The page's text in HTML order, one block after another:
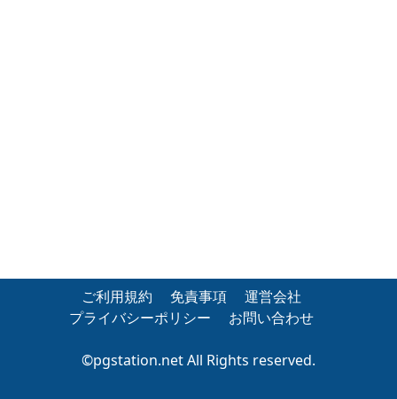
ご利用規約 免責事項
運営会社
プライバシーポリシー
お問い合わせ
©pgstation.net All Rights reserved.